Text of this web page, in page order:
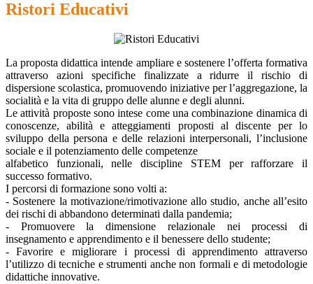
Ristori Educativi
La proposta didattica intende ampliare e sostenere l’offerta formativa
attraverso azioni specifiche finalizzate a ridurre il rischio di
dispersione scolastica, promuovendo iniziative per l’aggregazione, la
socialità e la vita di gruppo delle alunne e degli alunni.
Le attività proposte sono intese come una combinazione dinamica di
conoscenze, abilità e atteggiamenti proposti al discente per lo
sviluppo della persona e delle relazioni interpersonali, l’inclusione
sociale e il potenziamento delle competenze
alfabetico funzionali, nelle discipline STEM per rafforzare il
successo formativo.
I percorsi di formazione sono volti a:
- Sostenere la motivazione/rimotivazione allo studio, anche all’esito
dei rischi di abbandono determinati dalla pandemia;
- Promuovere la dimensione relazionale nei processi di
insegnamento e apprendimento e il benessere dello studente;
- Favorire e migliorare i processi di apprendimento attraverso
l’utilizzo di tecniche e strumenti anche non formali e di metodologie
didattiche innovative.